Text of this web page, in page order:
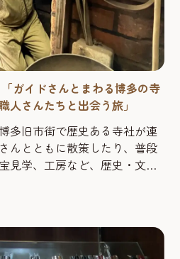
ガイドさんとまわる博多の寺
人さんたちと出会う旅」
多旧市街で歴史ある寺社が連
んとともに散策したり、普段
見学、工房など、歴史・文化
街は海外との交流拠点として
定番の観光ツアーでは味わえ